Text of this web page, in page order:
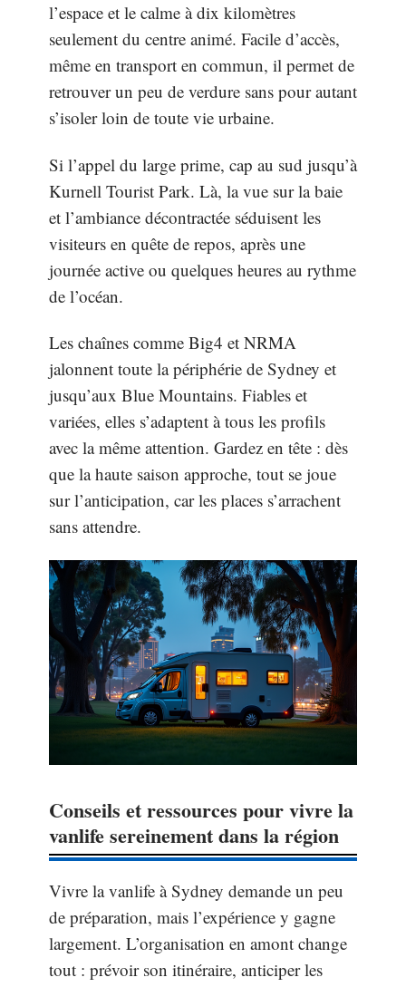
l’espace et le calme à dix kilomètres
seulement du centre animé. Facile d’accès,
même en transport en commun, il permet de
retrouver un peu de verdure sans pour autant
s’isoler loin de toute vie urbaine.
Si l’appel du large prime, cap au sud jusqu’à
Kurnell Tourist Park. Là, la vue sur la baie
et l’ambiance décontractée séduisent les
visiteurs en quête de repos, après une
journée active ou quelques heures au rythme
de l’océan.
Les chaînes comme Big4 et NRMA
jalonnent toute la périphérie de Sydney et
jusqu’aux Blue Mountains. Fiables et
variées, elles s’adaptent à tous les profils
avec la même attention. Gardez en tête : dès
que la haute saison approche, tout se joue
sur l’anticipation, car les places s’arrachent
sans attendre.
Conseils et ressources pour vivre la
vanlife sereinement dans la région
Vivre la vanlife à Sydney demande un peu
de préparation, mais l’expérience y gagne
largement. L’organisation en amont change
tout : prévoir son itinéraire, anticiper les